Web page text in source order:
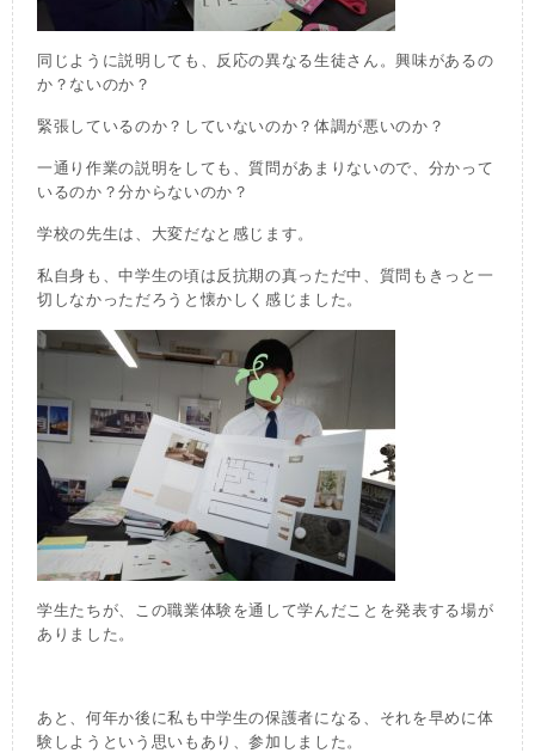
同じように説明しても、反応の異なる生徒さん。興味があるの
か？ないのか？
緊張しているのか？していないのか？体調が悪いのか？
一通り作業の説明をしても、質問があまりないので、分かって
いるのか？分からないのか？
学校の先生は、大変だなと感じます。
私自身も、中学生の頃は反抗期の真っただ中、質問もきっと一
切しなかっただろうと懐かしく感じました。
学生たちが、この職業体験を通して学んだことを発表する場が
ありました。
あと、何年か後に私も中学生の保護者になる、それを早めに体
験しようという思いもあり、参加しました。